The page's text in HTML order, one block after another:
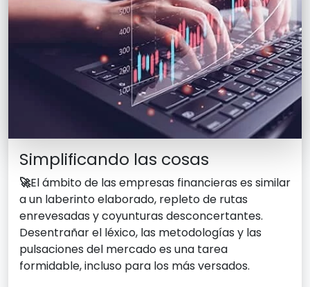
Simplificando las cosas
🚀El ámbito de las empresas financieras es similar
a un laberinto elaborado, repleto de rutas
enrevesadas y coyunturas desconcertantes.
Desentrañar el léxico, las metodologías y las
pulsaciones del mercado es una tarea
formidable, incluso para los más versados.